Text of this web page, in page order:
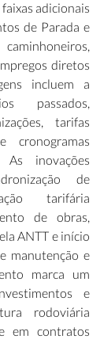
adicionais
de Parada e
diretos
incluem a
passados,
tarifas
cronogramas
inovações
de
tarifária
de obras,
ANTT e início
manutenção e
marca um
e
rodoviária
em contratos